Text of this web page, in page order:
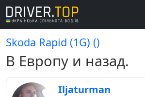
Skoda Rapid (1G) ()
В Европу и назад.
Iljaturman